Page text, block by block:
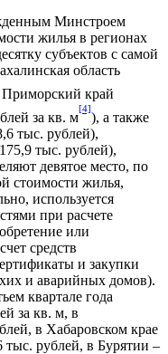
Минстроем
жилья в регионах
субъектов с самой
область
край
за кв. м
[4]
), а также
тыс. рублей),
тыс. рублей),
девятое место, по
стоимости жилья,
используется
при расчете
или
средств
и закупки
и аварийных домов).
квартале года
за кв. м, в
в Хабаровском крае
рублей, в Бурятии –